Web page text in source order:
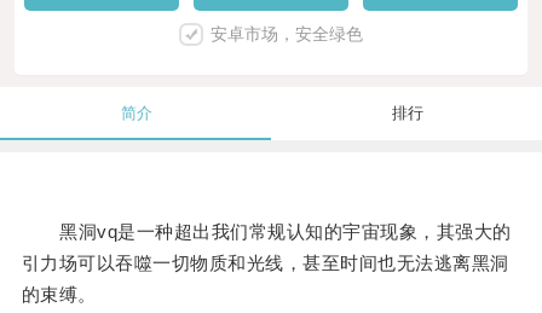
安卓市场，安全绿色
简介 排行
黑洞vq是一种超出我们常规认知的宇宙现象，其强大的
引力场可以吞噬一切物质和光线，甚至时间也无法逃离黑洞
的束缚。